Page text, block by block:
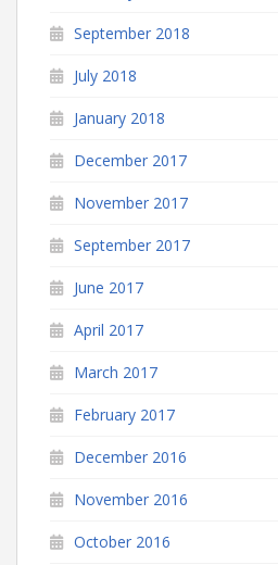
September 2018
July 2018
January 2018
December 2017
November 2017
September 2017
June 2017
April 2017
March 2017
February 2017
December 2016
November 2016
October 2016